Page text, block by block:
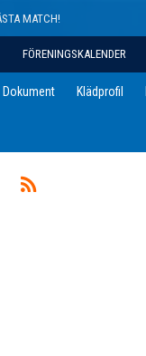
MATCH!
FÖRENINGSKALENDER
Dokument Klädprofil